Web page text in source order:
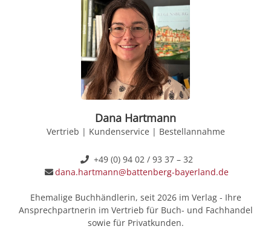
Dana Hartmann
Vertrieb | Kundenservice | Bestellannahme
+49 (0) 94 02 / 93 37 – 32
dana.hartmann@battenberg-bayerland.de
Ehemalige Buchhändlerin, seit 2026 im Verlag - Ihre
Ansprechpartnerin im Vertrieb für Buch- und Fachhandel
sowie für Privatkunden.